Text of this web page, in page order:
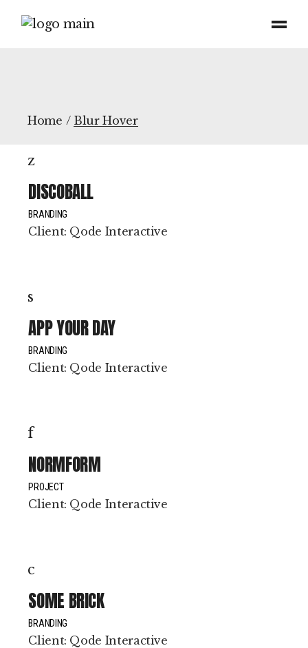
Home Blur Hover
DISCOBALL
BRANDING
Client: Qode Interactive
APP YOUR DAY
BRANDING
Client: Qode Interactive
NORMFORM
PROJECT
Client: Qode Interactive
SOME BRICK
BRANDING
Client: Qode Interactive